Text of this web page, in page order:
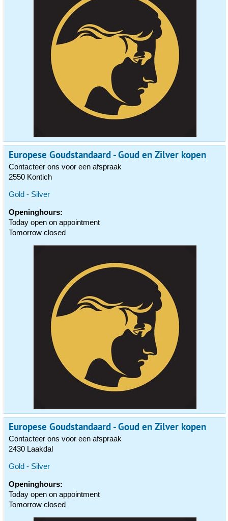
Europese Goudstandaard - Goud en Zilver kopen
Contacteer ons voor een afspraak
2550 Kontich
Gold - Silver
Openinghours:
Today open on appointment
Tomorrow closed
Europese Goudstandaard - Goud en Zilver kopen
Contacteer ons voor een afspraak
2430 Laakdal
Gold - Silver
Openinghours:
Today open on appointment
Tomorrow closed